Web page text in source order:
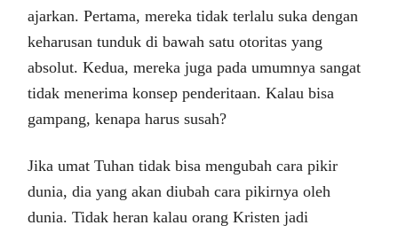
ajarkan. Pertama, mereka tidak terlalu suka dengan
keharusan tunduk di bawah satu otoritas yang
absolut. Kedua, mereka juga pada umumnya sangat
tidak menerima konsep penderitaan. Kalau bisa
gampang, kenapa harus susah?
Jika umat Tuhan tidak bisa mengubah cara pikir
dunia, dia yang akan diubah cara pikirnya oleh
dunia. Tidak heran kalau orang Kristen jadi